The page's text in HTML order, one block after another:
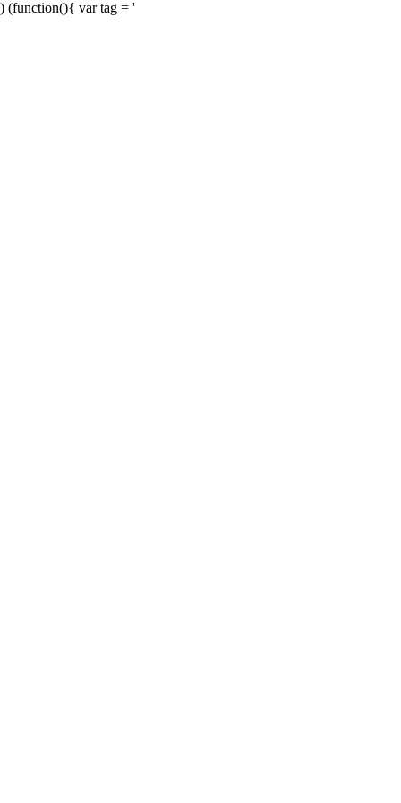
) (function(){ var tag = '